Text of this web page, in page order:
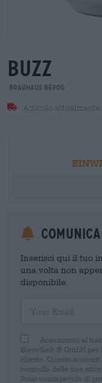
buzz
Brauhaus BEVOG
Articolo
Comunica
Inserisci qui il tuo
una volta non
disponibile.
Acconsento al
Bierothek ® GmbH per
cliente. Questo
controllo delle mie
Sono consapevole di